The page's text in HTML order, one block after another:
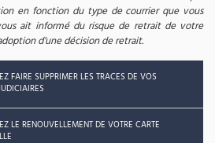
en fonction du type de courrier que vous
ait informé du risque de retrait de votre
d’une décision de retrait.
FAIRE SUPPRIMER LES TRACES DE VOS
LE RENOUVELLEMENT DE VOTRE CARTE